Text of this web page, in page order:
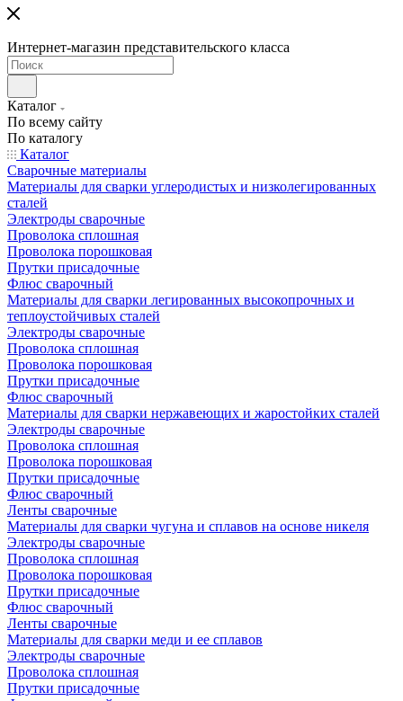
Интернет-магазин представительского класса
Каталог
По всему сайту
По каталогу
Каталог
Сварочные материалы
Материалы для сварки углеродистых и низколегированных
сталей
Электроды сварочные
Проволока сплошная
Проволока порошковая
Прутки присадочные
Флюс сварочный
Материалы для сварки легированных высокопрочных и
теплоустойчивых сталей
Электроды сварочные
Проволока сплошная
Проволока порошковая
Прутки присадочные
Флюс сварочный
Материалы для сварки нержавеющих и жаростойких сталей
Электроды сварочные
Проволока сплошная
Проволока порошковая
Прутки присадочные
Флюс сварочный
Ленты сварочные
Материалы для сварки чугуна и сплавов на основе никеля
Электроды сварочные
Проволока сплошная
Проволока порошковая
Прутки присадочные
Флюс сварочный
Ленты сварочные
Материалы для сварки меди и ее сплавов
Электроды сварочные
Проволока сплошная
Прутки присадочные